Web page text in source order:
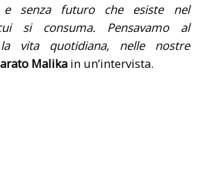
e senza futuro che esiste nel
si consuma. Pensavamo al
vita quotidiana, nelle nostre
Malika in un’intervista.